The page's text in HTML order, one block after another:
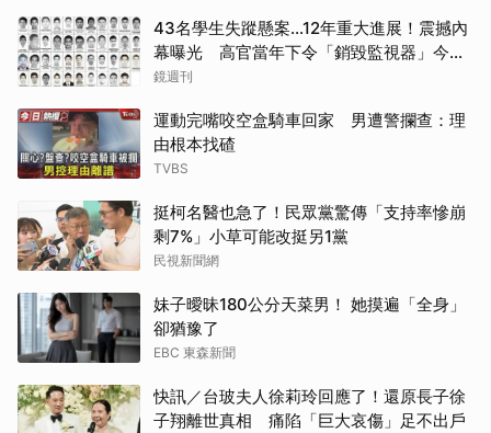
43名學生失蹤懸案...12年重大進展！震撼內
幕曝光 高官當年下令「銷毀監視器」今遭
逮
鏡週刊
運動完嘴咬空盒騎車回家 男遭警攔查：理
由根本找碴
TVBS
挺柯名醫也急了！民眾黨驚傳「支持率慘崩
剩7%」小草可能改挺另1黨
民視新聞網
妹子曖昧180公分天菜男！ 她摸遍「全身」
卻猶豫了
EBC 東森新聞
快訊／台玻夫人徐莉玲回應了！還原長子徐
子翔離世真相 痛陷「巨大哀傷」足不出戶